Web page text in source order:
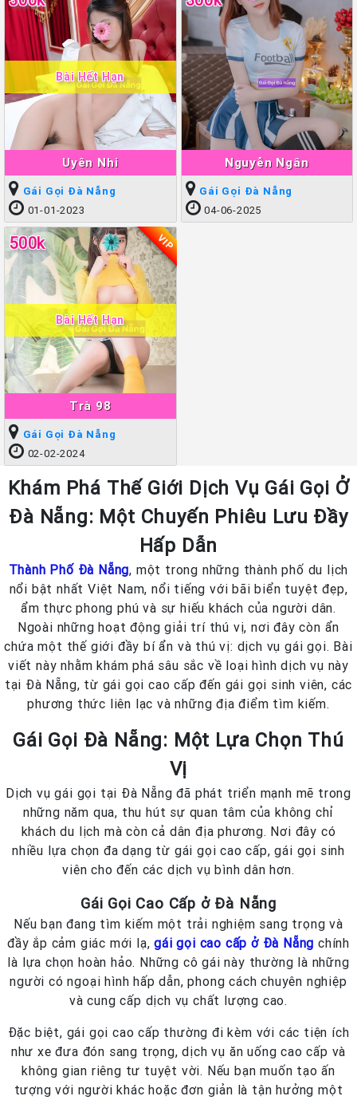
Uyên Nhi
Bài Hết Hạn
Gái Gọi Đà Nẵng
01-01-2023
Nguyễn Ngân
Gái Gọi Đà Nẵng
04-06-2025
Trà 98
500k VIP
Bài Hết Hạn
Gái Gọi Đà Nẵng
02-02-2024
Khám Phá Thế Giới Dịch Vụ Gái Gọi Ở
Đà Nẵng: Một Chuyến Phiêu Lưu Đầy
Hấp Dẫn
Thành Phố Đà Nẵng, một trong những thành phố du lịch
nổi bật nhất Việt Nam, nổi tiếng với bãi biển tuyệt đẹp,
ẩm thực phong phú và sự hiếu khách của người dân.
Ngoài những hoạt động giải trí thú vị, nơi đây còn ẩn
chứa một thế giới đầy bí ẩn và thú vị: dịch vụ gái gọi. Bài
viết này nhằm khám phá sâu sắc về loại hình dịch vụ này
tại Đà Nẵng, từ gái gọi cao cấp đến gái gọi sinh viên, các
phương thức liên lạc và những địa điểm tìm kiếm.
Gái Gọi Đà Nẵng: Một Lựa Chọn Thú
Vị
Dịch vụ gái gọi tại Đà Nẵng đã phát triển mạnh mẽ trong
những năm qua, thu hút sự quan tâm của không chỉ
khách du lịch mà còn cả dân địa phương. Nơi đây có
nhiều lựa chọn đa dạng từ gái gọi cao cấp, gái gọi sinh
viên cho đến các dịch vụ bình dân hơn.
Gái Gọi Cao Cấp ở Đà Nẵng
Nếu bạn đang tìm kiếm một trải nghiệm sang trọng và
đầy ắp cảm giác mới lạ,gái gọi cao cấp ở Đà Nẵng chính
là lựa chọn hoàn hảo. Những cô gái này thường là những
người có ngoại hình hấp dẫn, phong cách chuyên nghiệp
và cung cấp dịch vụ chất lượng cao.
Đặc biệt, gái gọi cao cấp thường đi kèm với các tiện ích
như xe đưa đón sang trọng, dịch vụ ăn uống cao cấp và
không gian riêng tư tuyệt vời. Nếu bạn muốn tạo ấn
tượng với người khác hoặc đơn giản là tận hưởng một